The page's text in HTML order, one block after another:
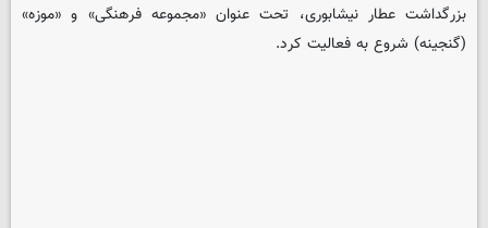
بزرگداشت عطار نیشابوری، تحت عنوان «مجموعه فرهنگی» و «موزه»
(گنجینه) شروع به فعالیت کرد.